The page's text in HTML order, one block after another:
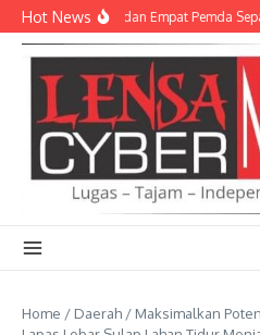
Lewati ke konten
Hot NewsTNI AD dan Empat Pemda
Home / Daerah / Maksimalkan